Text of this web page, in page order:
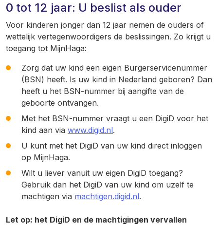
0 tot 12 jaar: U beslist als ouder
Voor kinderen jonger dan 12 jaar nemen de ouders of
wettelijk vertegenwoordigers de beslissingen. Zo krijgt u
toegang tot MijnHaga:
Zorg dat uw kind een eigen Burgerservicenummer
(BSN) heeft. Is uw kind in Nederland geboren? Dan
heeft u het BSN-nummer bij aangifte van de
geboorte ontvangen.
Met het BSN-nummer vraagt u een DigiD voor het
kind aan via www.digid.nl.
U kunt met het DigiD van uw kind direct inloggen
op MijnHaga.
Wilt u liever vanuit uw eigen DigiD toegang?
Gebruik dan het DigiD van uw kind om uzelf te
machtigen via machtigen.digid.nl.
Let op: het DigiD en de machtigingen vervallen